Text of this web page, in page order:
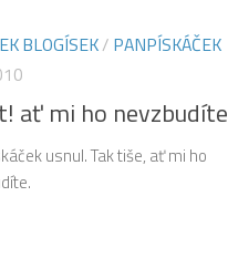
BLOGÍSEK/ PANPÍSKÁČEK
ať mi ho nevzbudíte
usnul. Tak tiše, ať mi ho